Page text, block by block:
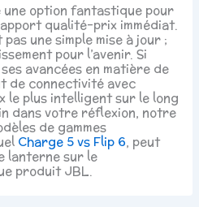
une option fantastique pour
qualité-prix immédiat.
pas une simple mise à jour ;
pour l’avenir. Si
avancées en matière de
de connectivité avec
le plus intelligent sur le long
dans votre réflexion, notre
de gammes
Charge 5 vs Flip 6, peut
lanterne sur le
produit JBL.